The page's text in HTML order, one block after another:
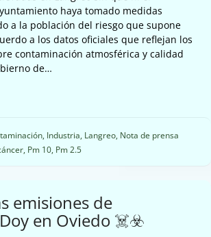
haya tomado medidas
a la población del riesgo que supone
a los datos oficiales que reflejan los
contaminación atmosférica y calidad
de…
, Industria, Langreo, Nota de prensa
, Pm 10, Pm 2.5
emisiones de
en Oviedo ☠️☣️